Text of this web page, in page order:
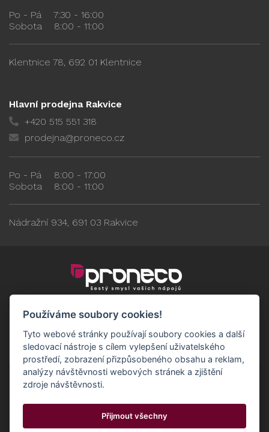
Po - Pá
7:30 - 16:00
Sobota
8:00 - 11:00
Klentnice 78, 692 01 Klentnice
Hlavní prodejna Rakvice
+420 515 551 318
prodejna@proneco.cz
Po - Pá
8:00 - 17:00
Sobota
8:00 - 11:00
Nádražní 934, 691 03 Rakvice
GDPR - Odběratelé
Možnosti dopravy a platby
Používáme soubory cookies!
Tyto webové stránky používají soubory cookies a další
sledovací nástroje s cílem vylepšení uživatelského
prostředí, zobrazení přizpůsobeného obsahu a reklam,
analýzy návštěvnosti webových stránek a zjištění
zdroje návštěvnosti.
Přijmout všechny